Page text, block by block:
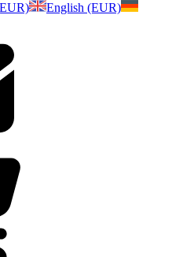
English (EUR)